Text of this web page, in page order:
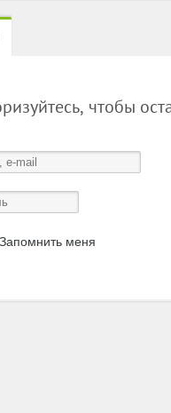
чтобы
Запомнить меня